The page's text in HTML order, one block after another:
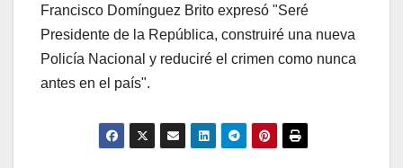
Francisco Domínguez Brito expresó "Seré
Presidente de la República, construiré una nueva
Policía Nacional y reduciré el crimen como nunca
antes en el país".